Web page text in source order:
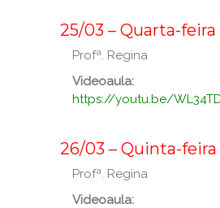
25/03 – Quarta-feira
Profª. Regina
Videoaula:
https://youtu.be/
26/03 – Quinta-feira
Profª. Regina
Videoaula: